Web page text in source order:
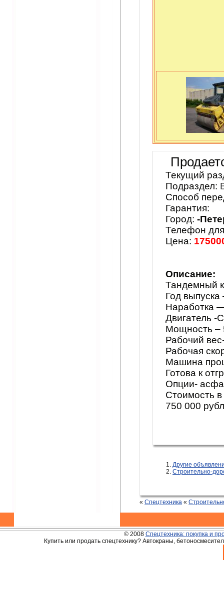
Текущий
Подраздел:
Способ
Гарантия:
Город: -
Телефон
Цена:
Описание:
Тандемный
Год
Наработка
Двигатель -
Мощность –
Рабочий
Рабочая
Машина
Готова к
Опции-
Стоимость
750 000
Другие
Строительно-
« Спецтехника «
© 2008 Спецтехника: покупка и
Купить или продать спецтехнику? Автокраны,